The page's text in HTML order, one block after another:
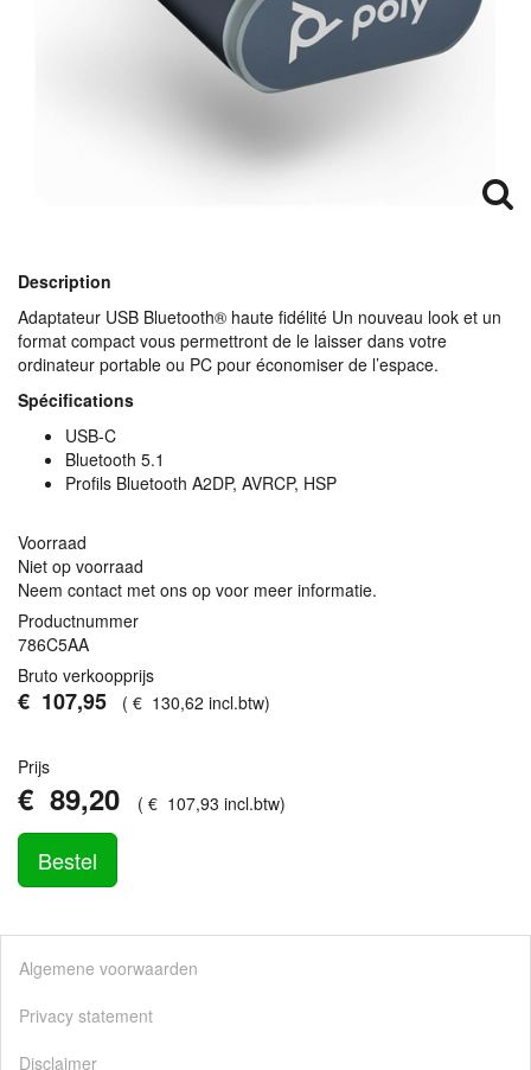
Description
Adaptateur USB Bluetooth® haute fidélité Un nouveau look et un
format compact vous permettront de le laisser dans votre
ordinateur portable ou PC pour économiser de l’espace.
Spécifications
USB-C
Bluetooth 5.1
Profils Bluetooth A2DP, AVRCP, HSP
Voorraad
Niet op voorraad
Neem contact met ons op voor meer informatie.
Productnummer
786C5AA
Bruto verkoopprijs
€ 107,95 ( € 130,62 incl.btw)
Prijs
€ 89,20 ( € 107,93 incl.btw)
Bestel
Algemene voorwaarden
Privacy statement
Disclaimer